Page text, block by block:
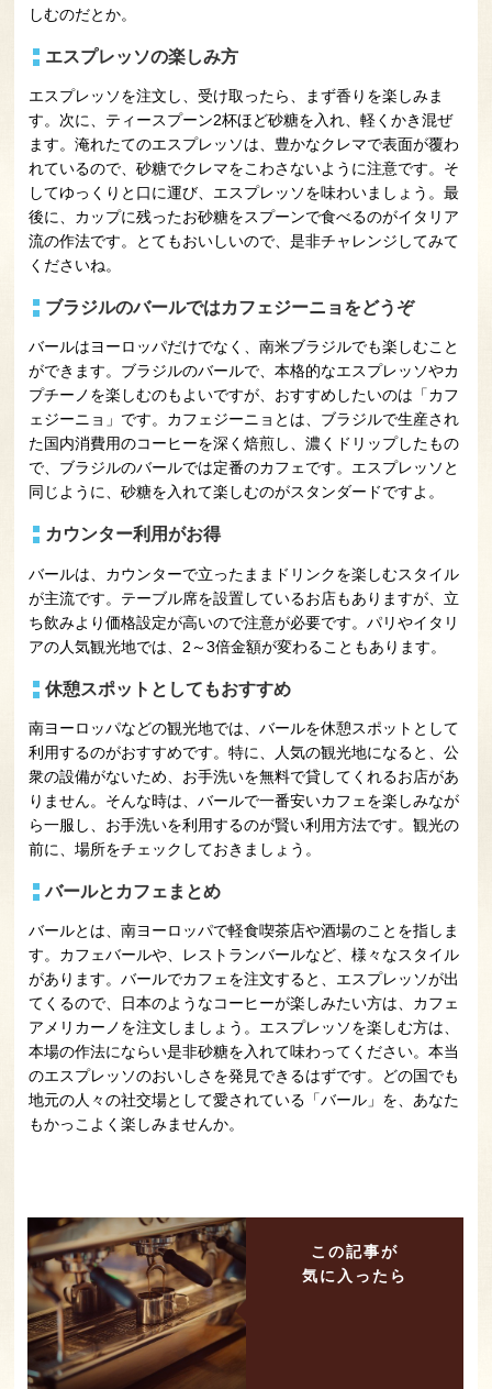
しむのだとか。
エスプレッソの楽しみ方
エスプレッソを注文し、受け取ったら、まず香りを楽しみま
す。次に、ティースプーン2杯ほど砂糖を入れ、軽くかき混ぜ
ます。淹れたてのエスプレッソは、豊かなクレマで表面が覆わ
れているので、砂糖でクレマをこわさないように注意です。そ
してゆっくりと口に運び、エスプレッソを味わいましょう。最
後に、カップに残ったお砂糖をスプーンで食べるのがイタリア
流の作法です。とてもおいしいので、是非チャレンジしてみて
くださいね。
ブラジルのバールではカフェジーニョをどうぞ
バールはヨーロッパだけでなく、南米ブラジルでも楽しむこと
ができます。ブラジルのバールで、本格的なエスプレッソやカ
プチーノを楽しむのもよいですが、おすすめしたいのは「カフ
ェジーニョ」です。カフェジーニョとは、ブラジルで生産され
た国内消費用のコーヒーを深く焙煎し、濃くドリップしたもの
で、ブラジルのバールでは定番のカフェです。エスプレッソと
同じように、砂糖を入れて楽しむのがスタンダードですよ。
カウンター利用がお得
バールは、カウンターで立ったままドリンクを楽しむスタイル
が主流です。テーブル席を設置しているお店もありますが、立
ち飲みより価格設定が高いので注意が必要です。パリやイタリ
アの人気観光地では、2～3倍金額が変わることもあります。
休憩スポットとしてもおすすめ
南ヨーロッパなどの観光地では、バールを休憩スポットとして
利用するのがおすすめです。特に、人気の観光地になると、公
衆の設備がないため、お手洗いを無料で貸してくれるお店があ
りません。そんな時は、バールで一番安いカフェを楽しみなが
ら一服し、お手洗いを利用するのが賢い利用方法です。観光の
前に、場所をチェックしておきましょう。
バールとカフェまとめ
バールとは、南ヨーロッパで軽食喫茶店や酒場のことを指しま
す。カフェバールや、レストランバールなど、様々なスタイル
があります。バールでカフェを注文すると、エスプレッソが出
てくるので、日本のようなコーヒーが楽しみたい方は、カフェ
アメリカーノを注文しましょう。エスプレッソを楽しむ方は、
本場の作法にならい是非砂糖を入れて味わってください。本当
のエスプレッソのおいしさを発見できるはずです。どの国でも
地元の人々の社交場として愛されている「バール」を、あなた
もかっこよく楽しみませんか。
この記事が
気に入ったら